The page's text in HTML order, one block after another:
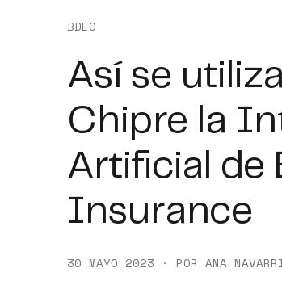
BDEO
Así se
Chipre la
Artificial de
Insurance
30 MAYO 2023 · POR ANA